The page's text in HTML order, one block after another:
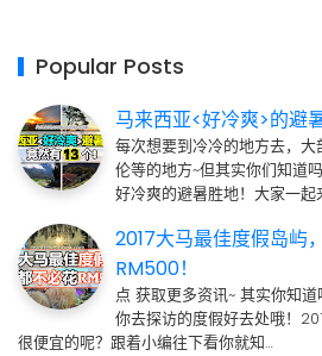
Popular Posts
马来西亚<好冷爽>的避
每次想要到冷冷的地方去，
伦等的地方~但其实你们知道
好冷爽的避暑胜地！大家一起
2017大马最佳度假岛屿
RM500！
点 获取更多资讯~ 其实你知
你去探访的度假好去处哦！
很便宜的呢？跟着小编往下看你就知…